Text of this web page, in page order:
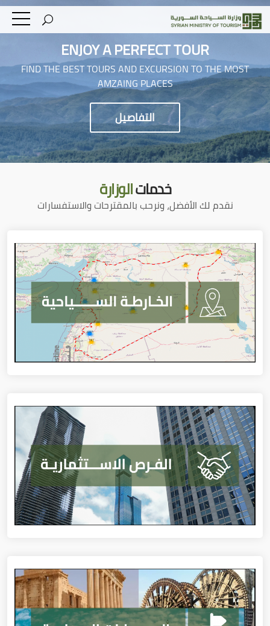
ENJOY A PERFECT TOUR
FIND THE BEST TOURS AND EXCURSION TO THE MOST
AMZAING PLACES
التفاصيل
خدماتالوزارة
نقدم لك الأفضل، ونرحب بالمقترحات والاستفسارات